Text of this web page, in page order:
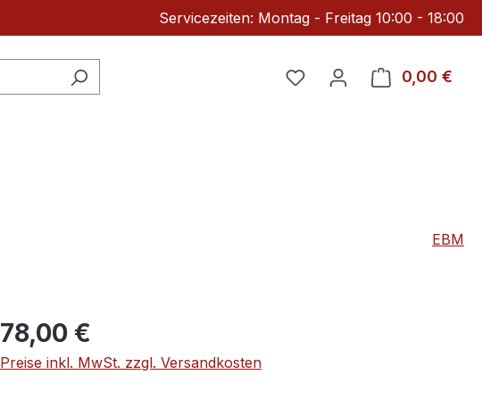
Servicezeiten: Montag - Freitag 10:00 - 18:00
Du hast 0 Produkte auf
0,00 €
EBM
Regulärer Preis:
78,00 €
Preise inkl. MwSt. zzgl. Versandkosten